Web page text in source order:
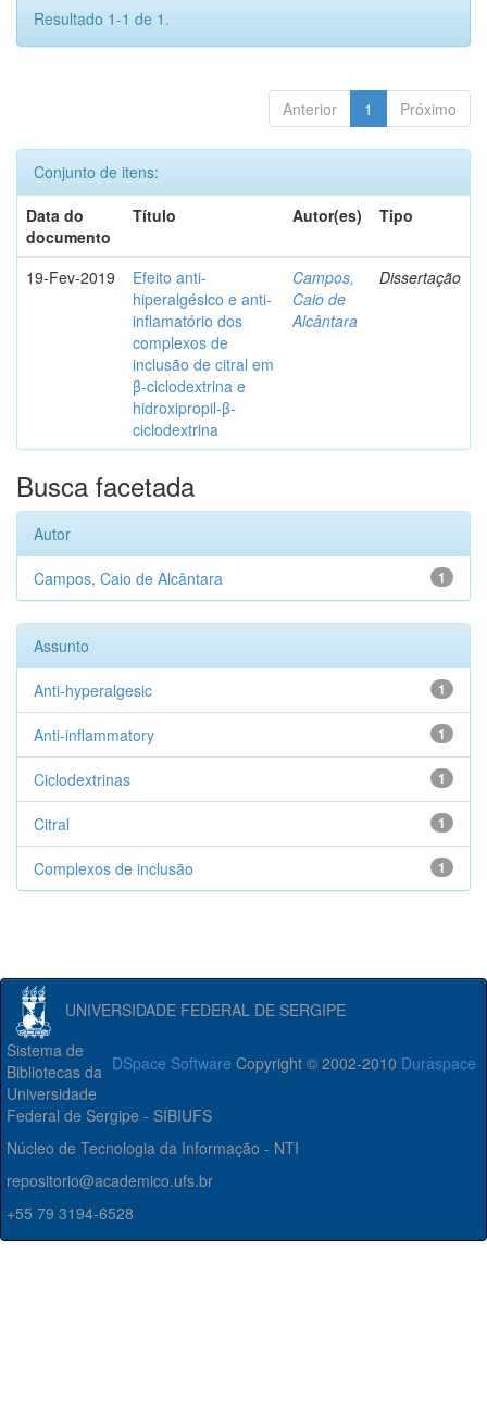
Resultado 1-1 de 1.
Anterior 1 Próximo
Conjunto de itens:
Data do
documento
Título Autor(es) Tipo
19-Fev-2019
Efeito anti-
hiperalgésico e anti-
inflamatório dos
complexos de
inclusão de citral em
β-ciclodextrina e
hidroxipropil-β-
ciclodextrina
Campos,
Caio de
Alcântara
Dissertação
Busca facetada
Autor
1
Campos, Caio de Alcântara
Assunto
1
Anti-hyperalgesic
1
Anti-inflammatory
1
Ciclodextrinas
1
Citral
1
Complexos de inclusão
UNIVERSIDADE FEDERAL DE SERGIPE
DSpace Software Copyright © 2002-2010 Duraspace
Sistema de
Bibliotecas da
Universidade
Federal de Sergipe - SIBIUFS
Núcleo de Tecnologia da Informação - NTI
repositorio@academico.ufs.br
+55 79 3194-6528